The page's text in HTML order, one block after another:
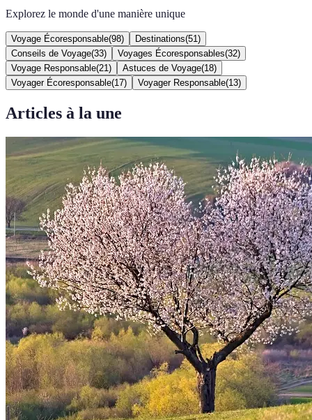
Explorez le monde d'une manière unique
Voyage Écoresponsable(98) Destinations(51 )
Conseils de Voyage(33) Voyages Écoresponsables(32)
Voyage Responsable(21 ) Astuces de Voyage(18)
Voyager Écoresponsable(17) Voyager Responsable(13)
Articles à la une